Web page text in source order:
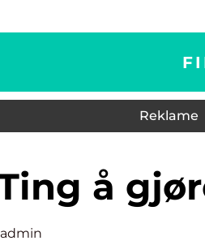
Reklame
ting å
admin